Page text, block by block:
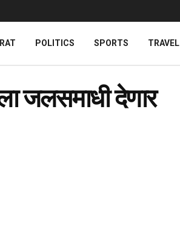
POLITICS SPORTS TRAVEL
जलसमाधी देणार